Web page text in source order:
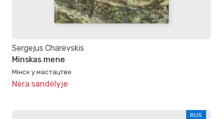
Sergejus Charevskis
Minskas mene
Мінск у мастацтве
Nėra sandėlyje
RUS